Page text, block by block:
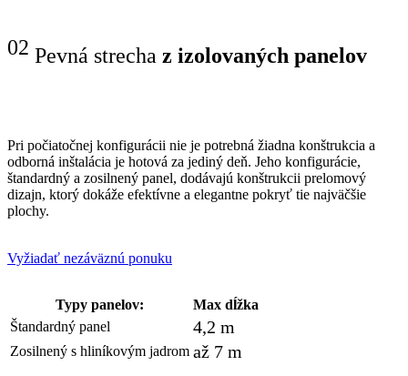
02 Pevná strecha z izolovaných panelov
Pri počiatočnej konfigurácii nie je potrebná žiadna konštrukcia a
odborná inštalácia je hotová za jediný deň. Jeho konfigurácie,
štandardný a zosilnený panel, dodávajú konštrukcii prelomový
dizajn, ktorý dokáže efektívne a elegantne pokryť tie najväčšie
plochy.
Vyžiadať nezáväznú ponuku
Typy panelov:
Max dĺžka
Štandardný panel
4,2 m
Zosilnený s hliníkovým jadrom až 7 m